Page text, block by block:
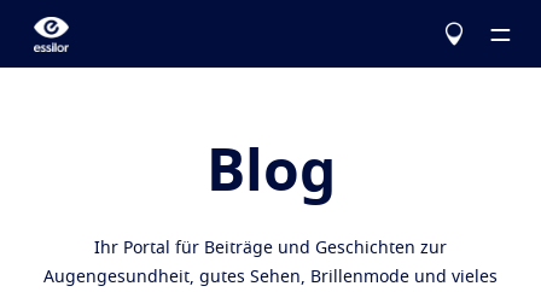
Essilor Experts
Produkte
Blog
Ihr Portal für Beiträge und Geschichten zur
Augengesundheit, gutes Sehen, Brillenmode und vieles